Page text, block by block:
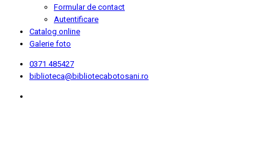
Formular de contact
Autentificare
Catalog online
Galerie foto
0371 485427
biblioteca@bibliotecabotosani.ro